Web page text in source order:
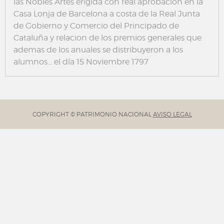
Casa Lonja de Barcelona a costa de la Real Junta
de Gobierno y Comercio del Principado de
Cataluña y relacion de los premios generales que
ademas de los anuales se distribuyeron a los
alumnos... el día 15 Noviembre 1797
COPYRIGHT © PATRIMONIO NACIONAL AVISO LEGAL